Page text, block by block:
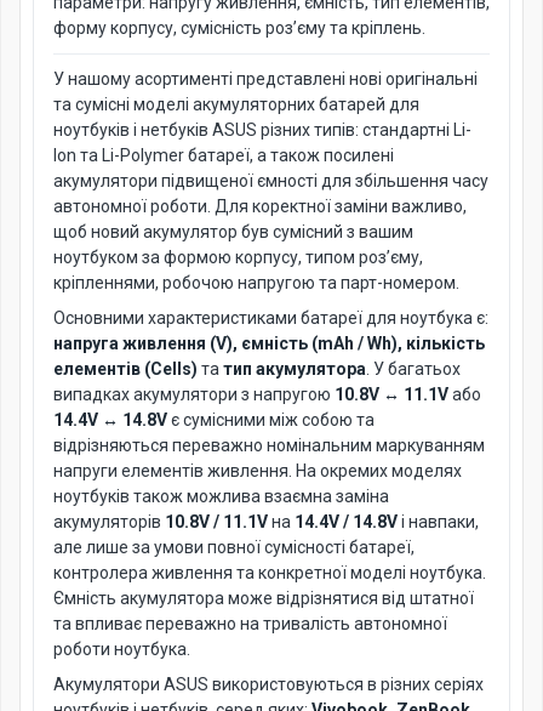
форму корпусу, сумісність роз’єму та кріплень.
У нашому асортименті представлені нові оригінальні
та сумісні моделі акумуляторних батарей для
ноутбуків і нетбуків ASUS різних типів: стандартні Li-
Ion та Li-Polymer батареї, а також посилені
акумулятори підвищеної ємності для збільшення часу
автономної роботи. Для коректної заміни важливо,
щоб новий акумулятор був сумісний з вашим
ноутбуком за формою корпусу, типом роз’єму,
кріпленнями, робочою напругою та парт-номером.
Основними характеристиками батареї для ноутбука є:
напруга живлення (V), ємність (mAh / Wh), кількість
елементів (Cells) та тип акумулятора . У багатьох
випадках акумулятори з напругою 10.8V ↔ 11.1Vабо
14.4V ↔ 14.8Vє сумісними між собою та
відрізняються переважно номінальним маркуванням
напруги елементів живлення. На окремих моделях
ноутбуків також можлива взаємна заміна
акумуляторів 10.8V / 11.1Vна 14.4V / 14.8Vі навпаки,
але лише за умови повної сумісності батареї,
контролера живлення та конкретної моделі ноутбука.
Ємність акумулятора може відрізнятися від штатної
та впливає переважно на тривалість автономної
роботи ноутбука.
Акумулятори ASUS використовуються в різних серіях